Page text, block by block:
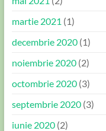
martie 2021 (1)
decembrie 2020(1)
noiembrie 2020(2)
octombrie 2020(3)
septembrie 2020(3)
iunie 2020(2)